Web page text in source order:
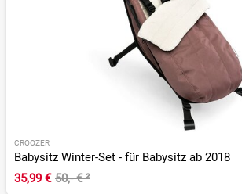
CROOZER
Babysitz Winter-Set - für Babysitz ab 2018
35,99 € 50,- €²